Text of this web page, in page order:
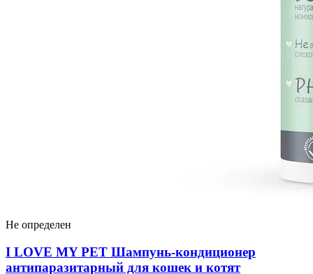
Не определен
I LOVЕ MY PET Шампунь-кондиционер
антипаразитарный для кошек и котят